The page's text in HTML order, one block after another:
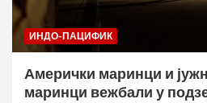
ИНДО-ПАЦИФИК
Амерички маринци и
маринци вежбали у